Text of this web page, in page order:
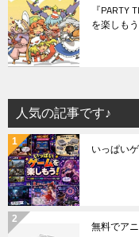
『
を楽しもう
人気の記事です♪
いっぱい
無料でア